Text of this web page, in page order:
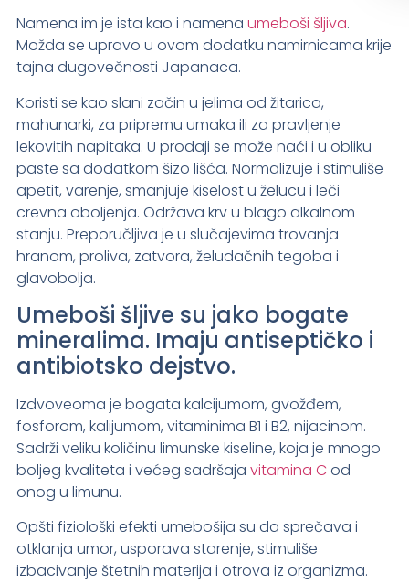
Namena im je ista kao i namena umeboši šljiva.
Možda se upravo u ovom dodatku namirnicama krije
tajna dugovečnosti Japanaca.
Koristi se kao slani začin u jelima od žitarica,
mahunarki, za pripremu umaka ili za pravljenje
lekovitih napitaka. U prodaji se može naći i u obliku
paste sa dodatkom šizo lišća. Normalizuje i stimuliše
apetit, varenje, smanjuje kiselost u želucu i leči
crevna oboljenja. Održava krv u blago alkalnom
stanju. Preporučljiva je u slučajevima trovanja
hranom, proliva, zatvora, želudačnih tegoba i
glavobolja.
Umeboši šljive su jako bogate
mineralima. Imaju antiseptičko i
antibiotsko dejstvo.
Izdvoveoma je bogata kalcijumom, gvožđem,
fosforom, kalijumom, vitaminima B1 i B2, nijacinom.
Sadrži veliku količinu limunske kiseline, koja je mnogo
boljeg kvaliteta i većeg sadršaja vitamina C od
onog u limunu.
Opšti fiziološki efekti umebošija su da sprečava i
otklanja umor, usporava starenje, stimuliše
izbacivanje štetnih materija i otrova iz organizma.